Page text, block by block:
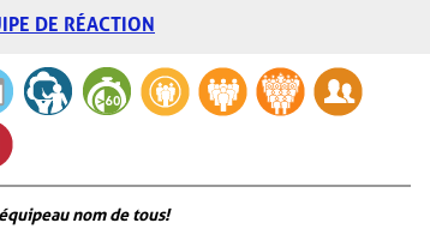
DE RÉACTION
au nom de tous!